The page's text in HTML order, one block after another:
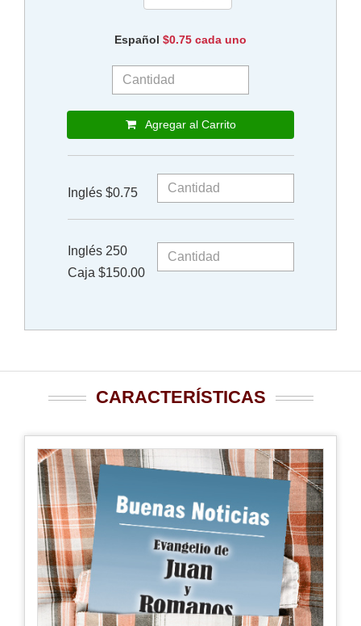
Español$0.75 cada uno
Agregar al Carrito
Inglés $0.75
Inglés 250
Caja $150.00
CARACTERÍSTICAS